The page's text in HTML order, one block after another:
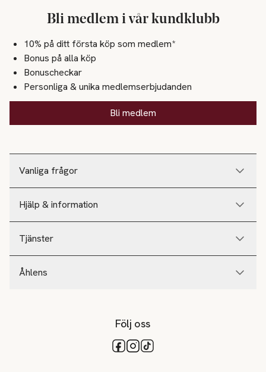
Vanliga frågor
Hjälp & information
Tjänster
Åhlens
Bli medlem i vår kundklubb
10% på ditt första köp som medlem*
Bonus på alla köp
Bonuscheckar
Personliga & unika medlemserbjudanden
Bli medlem
Följ oss